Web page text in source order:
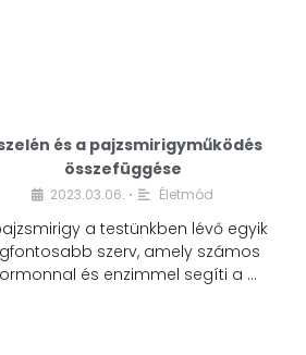
és a pajzsmirigyműködés
összefüggése
2023.03.06. • Életmód
a testünkben lévő egyik
szerv, amely számos
és enzimmel segíti a …